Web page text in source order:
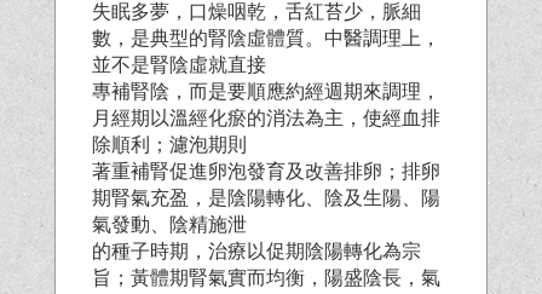
失眠多夢，口燥咽乾，舌紅苔少，脈細
數，是典型的腎陰虛體質。中醫調理上，
並不是腎陰虛就直接
專補腎陰，而是要順應約經週期來調理，
月經期以溫經化瘀的消法為主，使經血排
除順利；濾泡期則
著重補腎促進卵泡發育及改善排卵；排卵
期腎氣充盈，是陰陽轉化、陰及生陽、陽
氣發動、陰精施泄
的種子時期，治療以促期陰陽轉化為宗
旨；黃體期腎氣實而均衡，陽盛陰長，氣